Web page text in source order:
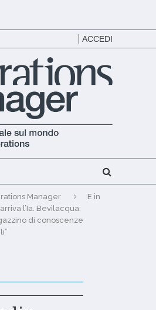
ACCEDI
Manager
E in
l’Ia. Bevilacqua:
di conoscenze